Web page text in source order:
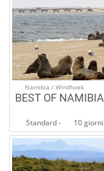
Namibia / Windhoek
BEST OF NAMIBIA
Standard - 10 giorni